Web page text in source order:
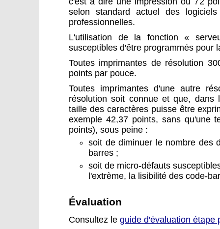
selon standard actuel des
professionnelles.
L'utilisation de la fonction «
susceptibles d'être programmés pour
Toutes imprimantes de résolution
points par pouce.
Toutes imprimantes d'une autre
résolution soit connue et que,
taille des caractères puisse être
exemple 42,37 points, sans qu'une
points), sous peine :
soit de diminuer le nombre des
barres ;
soit de micro-défauts
l'extrème, la lisibilité des code-
Évaluation
Consultez le guide d'évaluation étape